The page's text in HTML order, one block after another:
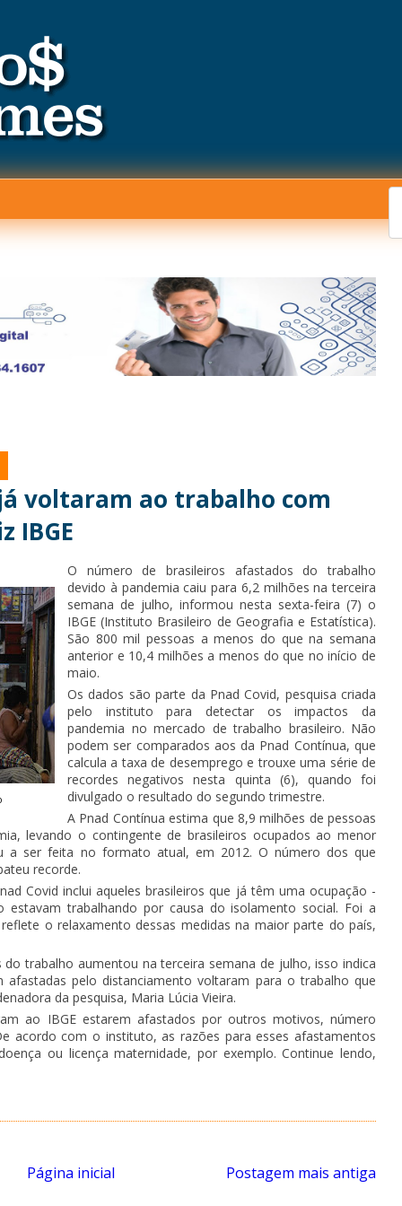
voltaram ao trabalho com
IBGE
O número de brasileiros afastados do trabalho
devido à pandemia caiu para 6,2 milhões na terceira
semana de julho, informou nesta sexta-feira (7) o
IBGE (Instituto Brasileiro de Geografia e Estatística).
São 800 mil pessoas a menos do que na semana
anterior e 10,4 milhões a menos do que no início de
maio.
Os dados são parte da Pnad Covid, pesquisa criada
pelo instituto para detectar os impactos da
pandemia no mercado de trabalho brasileiro. Não
podem ser comparados aos da Pnad Contínua, que
calcula a taxa de desemprego e trouxe uma série de
recordes negativos nesta quinta (6), quando foi
divulgado o resultado do segundo trimestre.
A Pnad Contínua estima que 8,9 milhões de pessoas
levando o contingente de brasileiros ocupados ao menor
a ser feita no formato atual, em 2012. O número dos que
recorde.
Covid inclui aqueles brasileiros que já têm uma ocupação -
trabalhando por causa do isolamento social. Foi a
o relaxamento dessas medidas na maior parte do país,
trabalho aumentou na terceira semana de julho, isso indica
pelo distanciamento voltaram para o trabalho que
da pesquisa, Maria Lúcia Vieira.
ao IBGE estarem afastados por outros motivos, número
acordo com o instituto, as razões para esses afastamentos
ou licença maternidade, por exemplo. Continue lendo,
Postagem mais antiga
Página inicial